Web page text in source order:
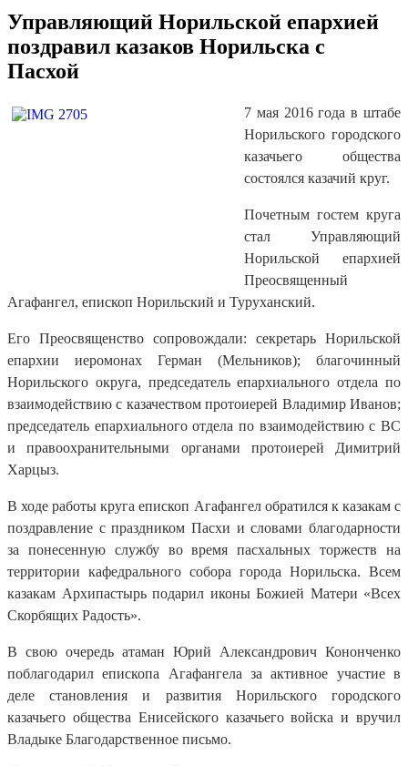
Управляющий Норильской епархией
поздравил казаков Норильска с
Пасхой
7 мая 2016 года в штабе
Норильского городского
казачьего общества
состоялся казачий круг.
Почетным гостем круга
стал Управляющий
Норильской епархией
Преосвященный
Агафангел, епископ Норильский и Туруханский.
Его Преосвященство сопровождали: секретарь Норильской
епархии иеромонах Герман (Мельников); благочинный
Норильского округа, председатель епархиального отдела по
взаимодействию с казачеством протоиерей Владимир Иванов;
председатель епархиального отдела по взаимодействию с ВС
и правоохранительными органами протоиерей Димитрий
Харцыз.
В ходе работы круга епископ Агафангел обратился к казакам с
поздравление с праздником Пасхи и словами благодарности
за понесенную службу во время пасхальных торжеств на
территории кафедрального собора города Норильска. Всем
казакам Архипастырь подарил иконы Божией Матери «Всех
Скорбящих Радость».
В свою очередь атаман Юрий Александрович Кононченко
поблагодарил епископа Агафангела за активное участие в
деле становления и развития Норильского городского
казачьего общества Енисейского казачьего войска и вручил
Владыке Благодарственное письмо.